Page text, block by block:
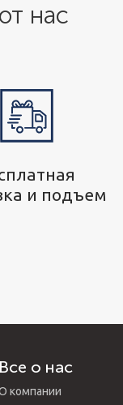
нас
и подъем
Все о нас
компании